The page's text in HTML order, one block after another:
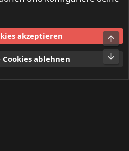
Datenschutz
S
akzeptieren
ablehnen